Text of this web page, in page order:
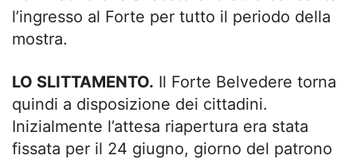
l’ingresso al Forte per tutto il periodo della
mostra.
LO SLITTAMENTO. Il Forte Belvedere torna
quindi a disposizione dei cittadini.
Inizialmente l’attesa riapertura era stata
fissata per il 24 giugno, giorno del patrono